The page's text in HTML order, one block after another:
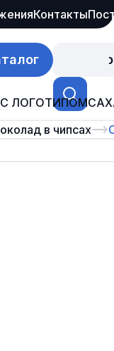
Контакты
ЛОГОТИПОМ
в чипсах